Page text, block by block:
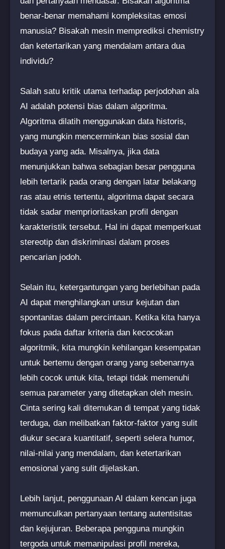
benar-benar memahami kompleksitas emosi
manusia? Bisakah mesin memprediksi chemistry
dan ketertarikan yang mendalam antara dua
individu?
Salah satu kritik utama terhadap perjodohan ala
AI adalah potensi bias dalam algoritma.
Algoritma dilatih menggunakan data historis,
yang mungkin mencerminkan bias sosial dan
budaya yang ada. Misalnya, jika data
menunjukkan bahwa sebagian besar pengguna
lebih tertarik pada orang dengan latar belakang
ras atau etnis tertentu, algoritma dapat secara
tidak sadar memprioritaskan profil dengan
karakteristik tersebut. Hal ini dapat memperkuat
stereotip dan diskriminasi dalam proses
pencarian jodoh.
Selain itu, ketergantungan yang berlebihan pada
AI dapat menghilangkan unsur kejutan dan
spontanitas dalam percintaan. Ketika kita hanya
fokus pada daftar kriteria dan kecocokan
algoritmik, kita mungkin kehilangan kesempatan
untuk bertemu dengan orang yang sebenarnya
lebih cocok untuk kita, tetapi tidak memenuhi
semua parameter yang ditetapkan oleh mesin.
Cinta sering kali ditemukan di tempat yang tidak
terduga, dan melibatkan faktor-faktor yang sulit
diukur secara kuantitatif, seperti selera humor,
nilai-nilai yang mendalam, dan ketertarikan
emosional yang sulit dijelaskan.
Lebih lanjut, penggunaan AI dalam kencan juga
memunculkan pertanyaan tentang autentisitas
dan kejujuran. Beberapa pengguna mungkin
tergoda untuk memanipulasi profil mereka,